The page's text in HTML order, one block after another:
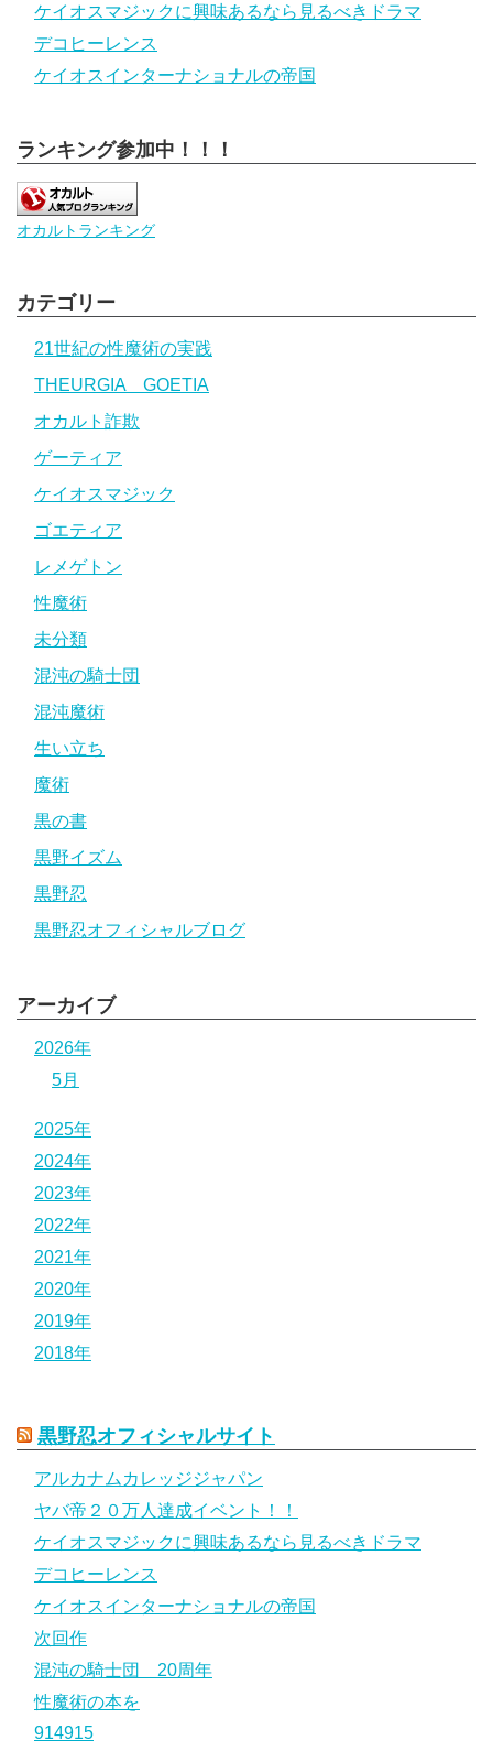
ケイオスマジックに興味あるなら見るべきドラマ
デコヒーレンス
ケイオスインターナショナルの帝国
ランキング参加中！！！
オカルトランキング
カテゴリー
21世紀の性魔術の実践
THEURGIA GOETIA
オカルト詐欺
ゲーティア
ケイオスマジック
ゴエティア
レメゲトン
性魔術
未分類
混沌の騎士団
混沌魔術
生い立ち
魔術
黒の書
黒野イズム
黒野忍
黒野忍オフィシャルブログ
アーカイブ
2026年
5月
2025年
2024年
2023年
2022年
2021年
2020年
2019年
2018年
黒野忍オフィシャルサイト
アルカナムカレッジジャパン
ヤバ帝２０万人達成イベント！！
ケイオスマジックに興味あるなら見るべきドラマ
デコヒーレンス
ケイオスインターナショナルの帝国
次回作
混沌の騎士団 20周年
性魔術の本を
914915